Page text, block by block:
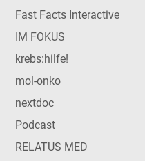
Fast Facts Interactive
IM FOKUS
krebs:hilfe!
mol-onko
nextdoc
Podcast
RELATUS MED